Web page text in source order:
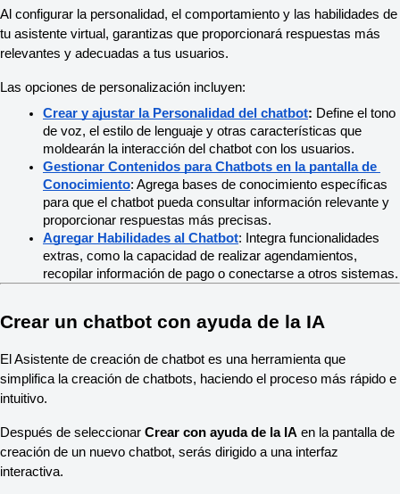
Al configurar la personalidad, el comportamiento y las habilidades de
tu asistente virtual, garantizas que proporcionará respuestas más
relevantes y adecuadas a tus usuarios.
Las opciones de personalización incluyen:
Crear y ajustar la Personalidad del chatbot: Define el tono
de voz, el estilo de lenguaje y otras características que
moldearán la interacción del chatbot con los usuarios.
Gestionar Contenidos para Chatbots en la pantalla de
Conocimiento: Agrega bases de conocimiento específicas
para que el chatbot pueda consultar información relevante y
proporcionar respuestas más precisas.
Agregar Habilidades al Chatbot: Integra funcionalidades
extras, como la capacidad de realizar agendamientos,
recopilar información de pago o conectarse a otros sistemas.
Crear un chatbot con ayuda de la IA
El Asistente de creación de chatbot es una herramienta que
simplifica la creación de chatbots, haciendo el proceso más rápido e
intuitivo.
Después de seleccionar Crear con ayuda de la IA en la pantalla de
creación de un nuevo chatbot, serás dirigido a una interfaz
interactiva.